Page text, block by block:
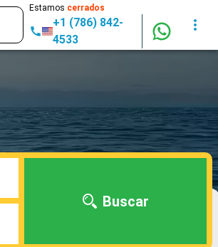
Estamos cerrados
+1 (786) 842-
4533
Buscar